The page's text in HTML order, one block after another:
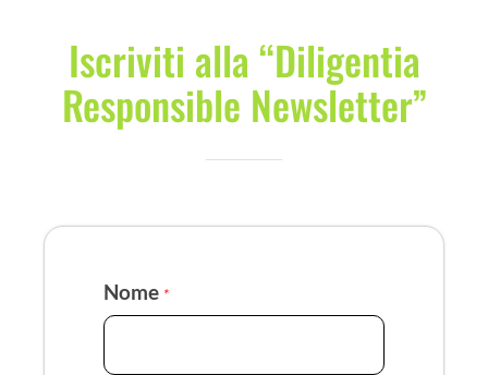
Iscriviti alla “Diligentia
Responsible Newsletter”
Nome *